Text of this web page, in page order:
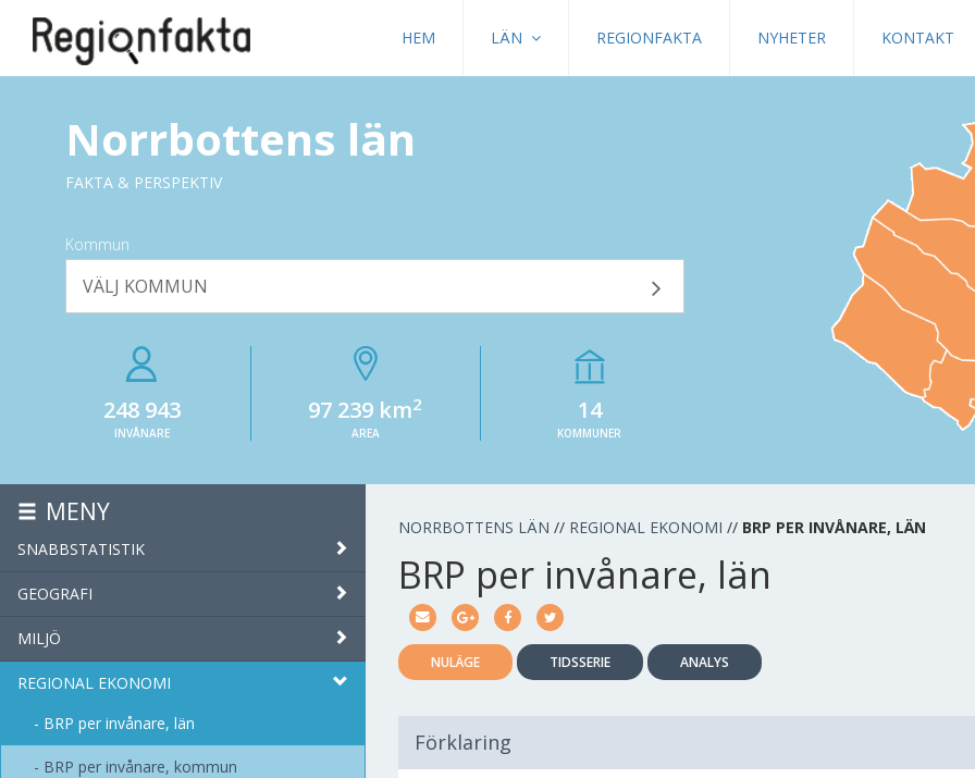
HEM LÄN REGIONFAKTA NYHETER KONTAKT
Norrbottens län
FAKTA & PERSPEKTIV
Kommun
VÄLJ KOMMUN
248 943
INVÅNARE
97 239 km2
AREA
14
KOMMUNER
MENY
SNABBSTATISTIK
GEOGRAFI
MILJÖ
REGIONAL EKONOMI
BRP per invånare, län
BRP per invånare, kommun
NORRBOTTENS LÄN // REGIONAL EKONOMI // BRP PER INVÅNARE, LÄN
BRP per invånare, län
NULÄGE TIDSSERIE ANALYS
Förklaring